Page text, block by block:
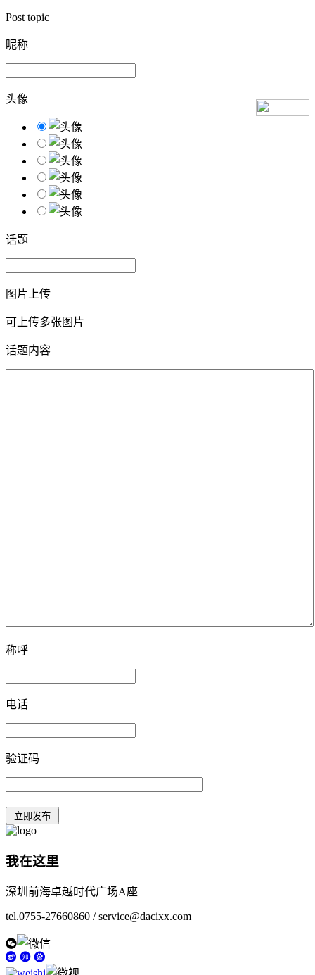
Post topic
昵称
头像
话题
图片上传
可上传多张图片
话题内容
称呼
电话
验证码
我在这里
深圳前海卓越时代广场A座
tel.0755-27660860 / service@dacixx.com